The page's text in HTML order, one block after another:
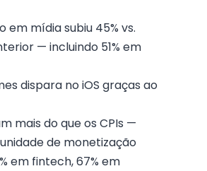
em mídia subiu 45% vs.
— incluindo 51% em
dispara no iOS graças ao
mais do que os CPIs —
de monetização
em fintech, 67% em